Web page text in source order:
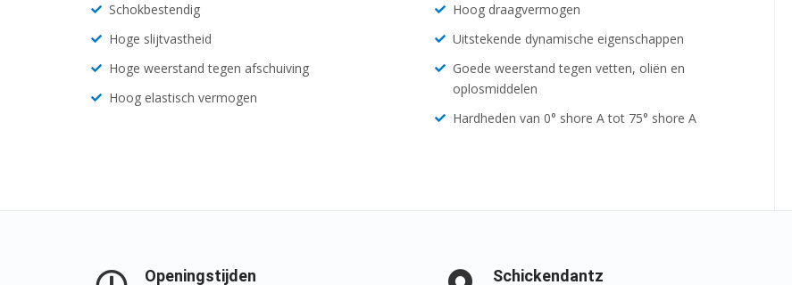
Schokbestendig
Hoge slijtvastheid
Hoge weerstand tegen afschuiving
Hoog elastisch vermogen
Hoog draagvermogen
Uitstekende dynamische eigenschappen
Goede weerstand tegen vetten, oliën en
oplosmiddelen
Hardheden van 0° shore A tot 75° shore A
Openingstijden Schickendantz